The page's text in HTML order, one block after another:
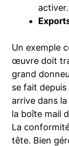
activer.
Un exemple
œuvre doit
grand
se fait depuis
arrive dans
la boîte mail
La
tête. Bien